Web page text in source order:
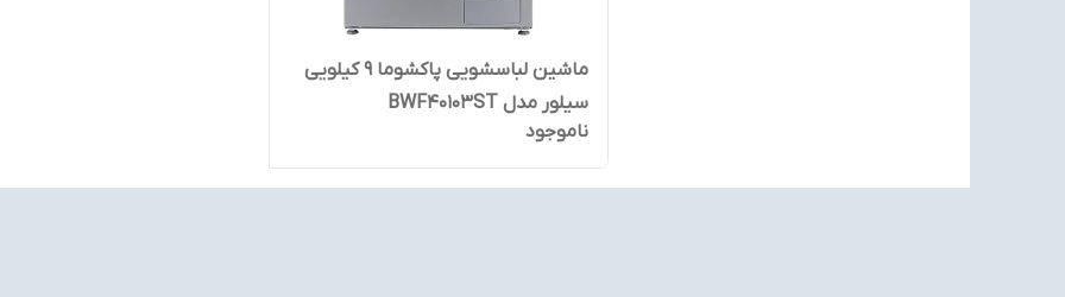
ماشین لباسشویی پاکشوما 9 کیلویی
سیلور مدل BWF40103ST
ناموجود